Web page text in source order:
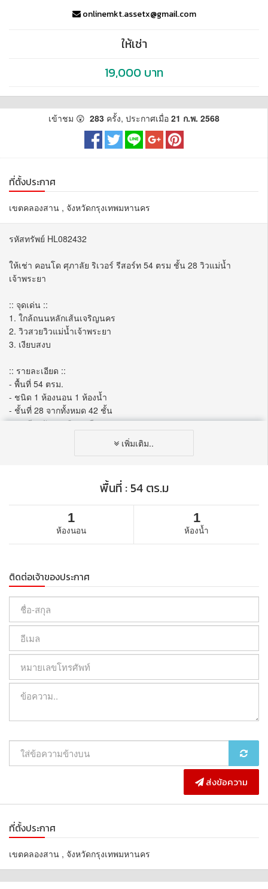
onlinemkt.assetx@gmail.com
ให้เช่า
19,000 บาท
เพิ่มเติม..
เข้าชม 😲 283ครั้ง, ประกาศเมื่อ 21 ก.พ. 2568
ที่ตั้งประกาศ
เขตคลองสาน , จังหวัดกรุงเทพมหานคร
รหัสทรัพย์ HL082432
ให้เช่า คอนโด ศุภาลัย ริเวอร์ รีสอร์ท 54 ตรม ชั้น 28 วิวแม่น้ำ
เจ้าพระยา
:: จุดเด่น ::
1. ใกล้ถนนหลักเส้นเจริญนคร
2. วิวสวยวิวแม่น้ำเจ้าพระยา
3. เงียบสงบ
:: รายละเอียด ::
- พื้นที่ 54 ตรม.
- ชนิด 1 ห้องนอน 1 ห้องน้ำ
- ชั้นที่ 28 จากทั้งหมด 42 ชั้น
- ระเบียงหันทางทิศ เหนือ
- ชื่อโครงการ : ศุภาลัย ริเวอร์ รีสอร์ท เจริญนคร / SUPALAI RIVER
- เจ้าของโครงการ : ศุภาลัย / Supalai
- เนื้อที่ทั้งหมด : 12-0-72 ไร่
- จำนวนลิฟต์ : ลิฟต์โดยสาร 6 ตัว ลิฟต์ขนของ 1 ตัว
- ที่ตั้ง : ถนนเจริญนคร (ระหว่างซอยเจริญนคร 57 และ 57/1) แขวง
สำเหร่ เขตธนบุรี กทม.
:: สิ่งอำนวยความสะดวก ::
- Lobby
- สวนริมน้ำพร้อมพื้นที่นั่งพักผ่อน
- สวนลอยฟ้า
- ห้องฟิตเนส
- Meeting room
- Game room
- Auto Parking
- รปภ. 24 ชม.
:: สถานที่ใกล้เคียง ::
- ICONsiam : 2.6 กม.
- The Mall ท่าพระ : 2.7 กม.
- ตลาดเจริญรัถ : 3 กม.
พื้นที่ : 54 ตร.ม
1
ห้องนอน
1
ห้องน้ำ
ติดต่อเจ้าของประกาศ
ส่งข้อความ
ที่ตั้งประกาศ
เขตคลองสาน , จังหวัดกรุงเทพมหานคร